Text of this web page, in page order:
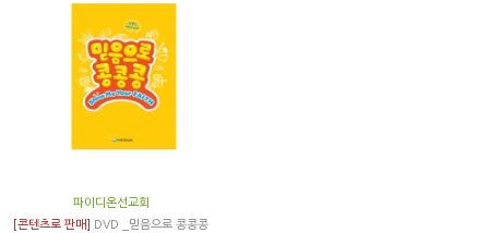
파이디온선교회
[콘텐츠로 판매]
DVD _믿음으로 콩콩콩